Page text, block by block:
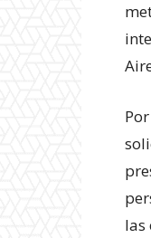
las